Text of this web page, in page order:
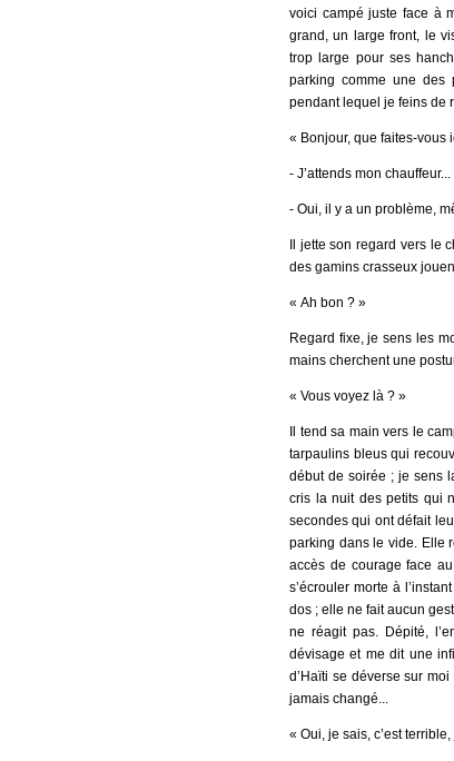
voici campé juste face à
grand, un large front, le
trop large pour ses
parking comme une des
pendant lequel je feins de
« Bonjour, que faites-vous
- J’attends mon
- Oui, il y a un problème,
Il jette son regard vers le
des gamins crasseux
« Ah bon ? »
Regard fixe, je sens les
mains cherchent une
« Vous voyez là ? »
Il tend sa main vers le
tarpaulins bleus qui
début de soirée ; je sens
cris la nuit des petits qui
secondes qui ont défait
parking dans le vide. Elle
accès de courage face
s’écrouler morte à
dos ; elle ne fait aucun
ne réagit pas. Dépité,
dévisage et me dit une
d’Haïti se déverse sur
jamais changé...
« Oui, je sais, c’est